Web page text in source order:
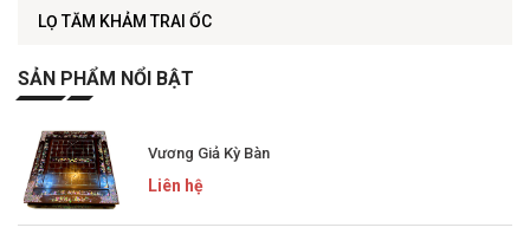
LỌ TĂM KHẢM TRAI ỐC
SẢN PHẨM NỔI BẬT
Vương Giả Kỳ Bàn
Liên hệ